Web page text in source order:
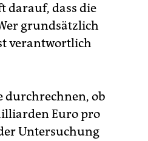
darauf, dass die
grundsätzlich
verantwortlich
durchrechnen, ob
Euro pro
Untersuchung